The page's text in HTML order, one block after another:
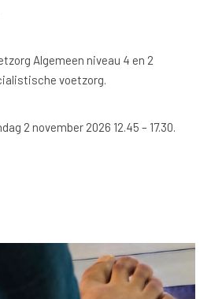
Algemeen niveau 4 en 2
voetzorg.
2 november 2026 12.45 – 17.30.